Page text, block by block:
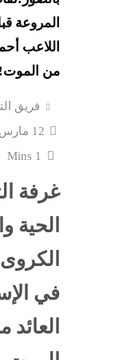
رسائل
الفلسطينية...
جلال
يشارك
لهذه...
هل
سفينة إيرانية وشائعات...
المروعة
اللاعب
من الموت!
فريق
12 مارس، 2024
1 Mins
غرفة
الحية
في
العائد